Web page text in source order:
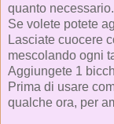
quanto necessario.
Se volete potete
Lasciate cuocere
mescolando ogni
Aggiungete 1
Prima di usare
qualche ora, per